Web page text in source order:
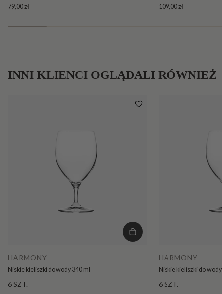
79,00 zł 109,00 zł
INNI KLIENCI OGLĄDALI RÓWNIEŻ
HARMONY
Niskie kieliszki do wody 340 ml
6 SZT.
HARMONY
Niskie kieliszki do
6 SZT.